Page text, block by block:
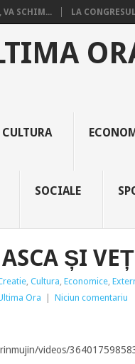
VA SCHIM... LA
CULTURA
SOCIALE
ȘI
, Cultura, Economice,
Ora Niciun comentariu
videos/